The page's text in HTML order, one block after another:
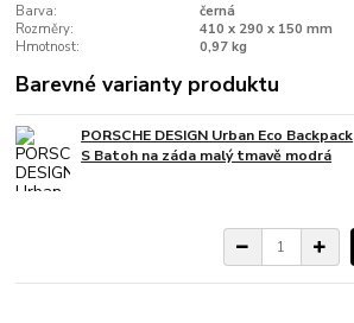
Barva:
černá
Rozměry:
410 x 290 x 150 mm
Hmotnost:
0,97 kg
Barevné varianty produktu
PORSCHE DESIGN Urban Eco Backpack
S Batoh na záda malý tmavě modrá